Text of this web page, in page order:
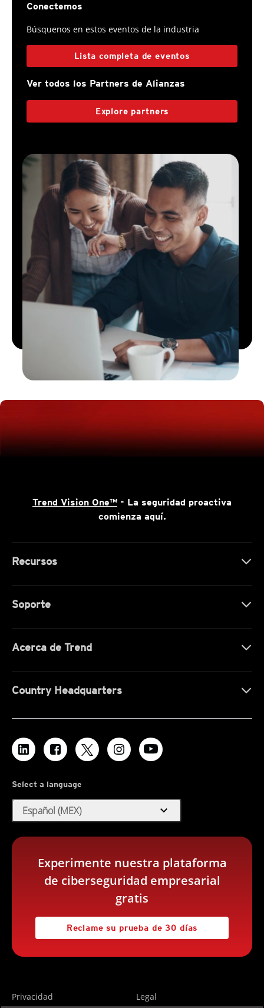
Conectemos
Búsquenos en estos eventos de la industria
Lista completa de eventos
Ver todos los Partners de Alianzas
Explore partners
Trend Vision One™ - La seguridad proactiva
comienza aquí.
Recursos
Soporte
Acerca de Trend
Country Headquarters
Select a language
Español (MEX) expand_more
Experimente nuestra plataforma
de ciberseguridad empresarial
gratis
Reclame su prueba de 30 días
Privacidad Legal